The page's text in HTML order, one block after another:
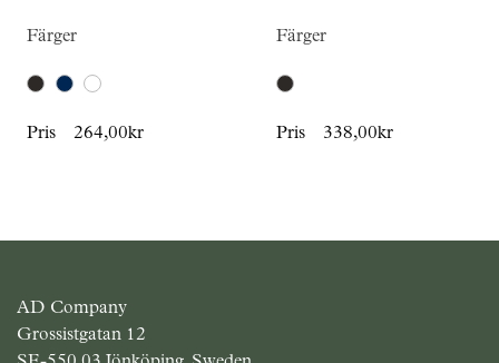
Färger
Pris 264,00kr
Färger
Pris 338,00kr
AD Company
Grossistgatan 12